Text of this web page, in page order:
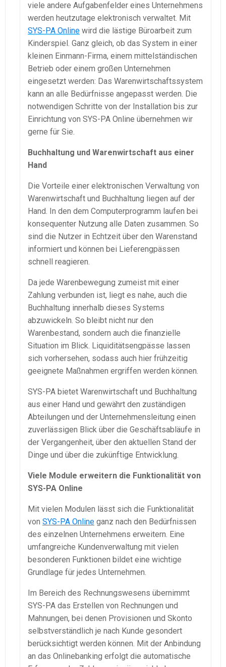
viele andere Aufgabenfelder eines Unternehmens
werden heutzutage elektronisch verwaltet. Mit
SYS-PA Online wird die lästige Büroarbeit zum
Kinderspiel. Ganz gleich, ob das System in einer
kleinen Einmann-Firma, einem mittelständischen
Betrieb oder einem großen Unternehmen
eingesetzt werden: Das Warenwirtschaftssystem
kann an alle Bedürfnisse angepasst werden. Die
notwendigen Schritte von der Installation bis zur
Einrichtung von SYS-PA Online übernehmen wir
gerne für Sie.
Buchhaltung und Warenwirtschaft aus einer
Hand
Die Vorteile einer elektronischen Verwaltung von
Warenwirtschaft und Buchhaltung liegen auf der
Hand. In den dem Computerprogramm laufen bei
konsequenter Nutzung alle Daten zusammen. So
sind die Nutzer in Echtzeit über den Warenstand
informiert und können bei Lieferengpässen
schnell reagieren.
Da jede Warenbewegung zumeist mit einer
Zahlung verbunden ist, liegt es nahe, auch die
Buchhaltung innerhalb dieses Systems
abzuwickeln. So bleibt nicht nur den
Warenbestand, sondern auch die finanzielle
Situation im Blick. Liquiditätsengpässe lassen
sich vorhersehen, sodass auch hier frühzeitig
geeignete Maßnahmen ergriffen werden können.
SYS-PA bietet Warenwirtschaft und Buchhaltung
aus einer Hand und gewährt den zuständigen
Abteilungen und der Unternehmensleitung einen
zuverlässigen Blick über die Geschäftsabläufe in
der Vergangenheit, über den aktuellen Stand der
Dinge und über die zukünftige Entwicklung.
Viele Module erweitern die Funktionalität von
SYS-PA Online
Mit vielen Modulen lässt sich die Funktionalität
von SYS-PA Online ganz nach den Bedürfnissen
des einzelnen Unternehmens erweitern. Eine
umfangreiche Kundenverwaltung mit vielen
besonderen Funktionen bildet eine wichtige
Grundlage für jedes Unternehmen.
Im Bereich des Rechnungswesens übernimmt
SYS-PA das Erstellen von Rechnungen und
Mahnungen, bei denen Provisionen und Skonto
selbstverständlich je nach Kunde gesondert
berücksichtigt werden können. Mit der Anbindung
an das Onlinebanking erfolgt die automatische